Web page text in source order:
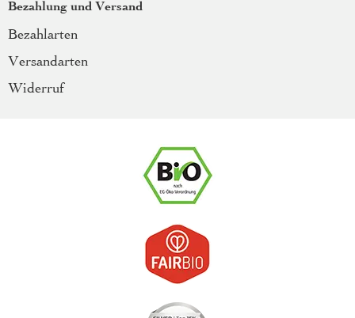
Bezahlung und Versand
Bezahlarten
Versandarten
Widerruf